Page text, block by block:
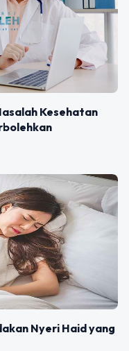
Kesehatan
Nyeri Haid yang